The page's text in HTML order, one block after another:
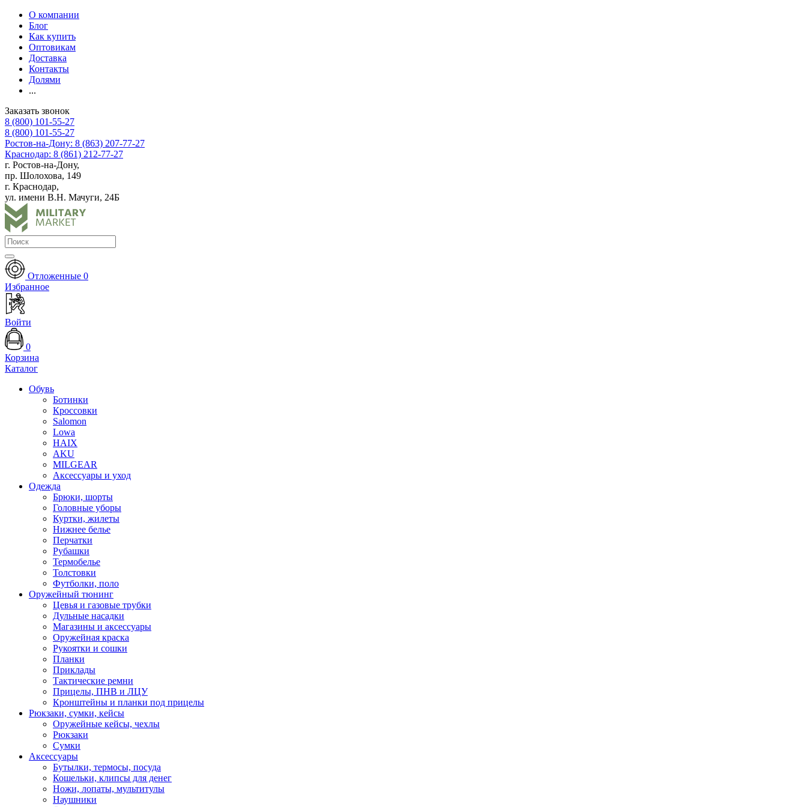
О компании
Блог
Как купить
Оптовикам
Доставка
Контакты
Долями
...
Заказать звонок
8 (800) 101-55-27
8 (800) 101-55-27
Ростов-на-Дону: 8 (863) 207-77-27
Краснодар: 8 (861) 212-77-27
г. Ростов-на-Дону,
пр. Шолохова, 149
г. Краснодар,
ул. имени В.Н. Мачуги, 24Б
Отложенные 0
Избранное
Войти
0
Корзина
Каталог
Обувь
Ботинки
Кроссовки
Salomon
Lowa
HAIX
AKU
MILGEAR
Аксессуары и уход
Одежда
Брюки, шорты
Головные уборы
Куртки, жилеты
Нижнее белье
Перчатки
Рубашки
Термобелье
Толстовки
Футболки, поло
Оружейный тюнинг
Цевья и газовые трубки
Дульные насадки
Магазины и аксессуары
Оружейная краска
Рукоятки и сошки
Планки
Приклады
Тактические ремни
Прицелы, ПНВ и ЛЦУ
Кронштейны и планки под прицелы
Рюкзаки, сумки, кейсы
Оружейные кейсы, чехлы
Рюкзаки
Сумки
Аксессуары
Бутылки, термосы, посуда
Кошельки, клипсы для денег
Ножи, лопаты, мультитулы
Наушники